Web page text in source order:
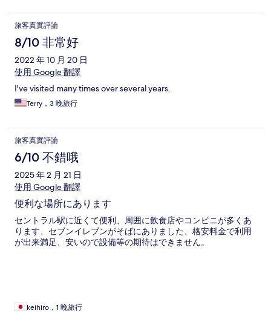
旅客真實評論
8/10 非常好
2022 年 10 月 20 日
使用 Google 翻譯
I've visited many times over several years.
Terry，3 晚旅行
旅客真實評論
6/10 不錯哦
2025 年 2 月 21 日
使用 Google 翻譯
便利な場所にあります
セントラル駅に近くて便利、周囲に飲食店やコンビニが多くあ
ります、セブンイレブンがそばにありました、格安料金で利用
が出来満足、安いので設備等の期待はできません。
keihiro，1 晚旅行